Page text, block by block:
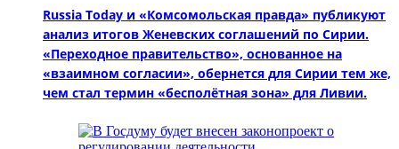
Russia Today и «Комсомольская правда» публикуют
анализ итогов Женевских соглашений по Сирии.
«Переходное правительство», основанное на
«взаимном согласии», обернется для Сирии тем же,
чем стал термин «бесполётная зона» для Ливии.